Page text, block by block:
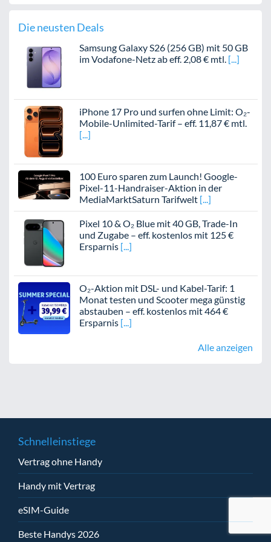
Die neusten Deals
Samsung Galaxy S26 (256 GB) mit 50 GB
im Vodafone-Netz ab eff. 2,08 € mtl.
iPhone 17 Pro und surfen ohne Limit: O₂-
Mobile-Unlimited-Tarif – eff. 11,87 € mtl.
100 Euro sparen zum Launch! Google-
Pixel-11-Handraiser-Aktion in der
MediaMarktSaturn Tarifwelt
Pixel 10 & O₂ Blue mit 40 GB, Trade-In
und Zugabe – eff. kostenlos mit 125 €
Ersparnis
O₂-Aktion mit DSL- und Kabel-Tarif: 1
Monat testen und Scooter mega günstig
abstauben – eff. kostenlos mit 464 €
Ersparnis
Alle anzeigen
Schnelleinstiege
Vertrag ohne Handy
Handy mit Vertrag
eSIM-Guide
Beste Handys 2026